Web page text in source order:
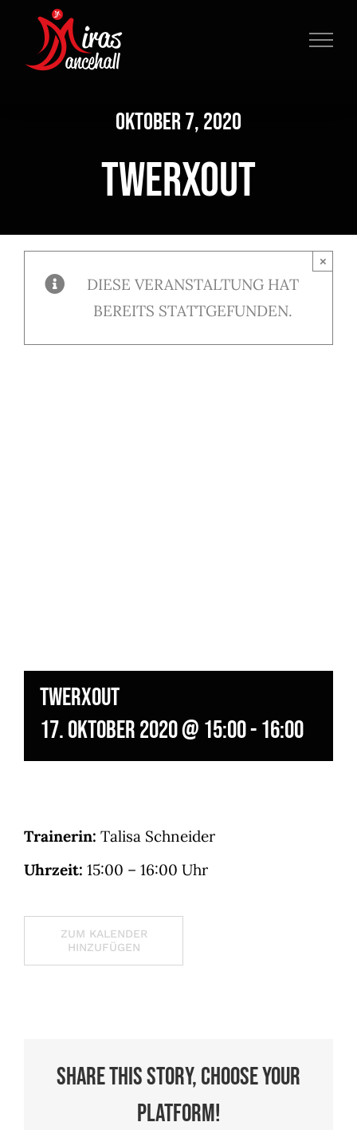
springen
Oktober 7, 2020
Twerxout
DIESE VERANSTALTUNG HAT
BEREITS STATTGEFUNDEN.
×
Twerxout
17. Oktober 2020 @ 15:00-16:00
Trainerin: Talisa Schneider
Uhrzeit: 15:00 – 16:00 Uhr
ZUM KALENDER
HINZUFÜGEN
Share This Story, Choose Your
Platform!